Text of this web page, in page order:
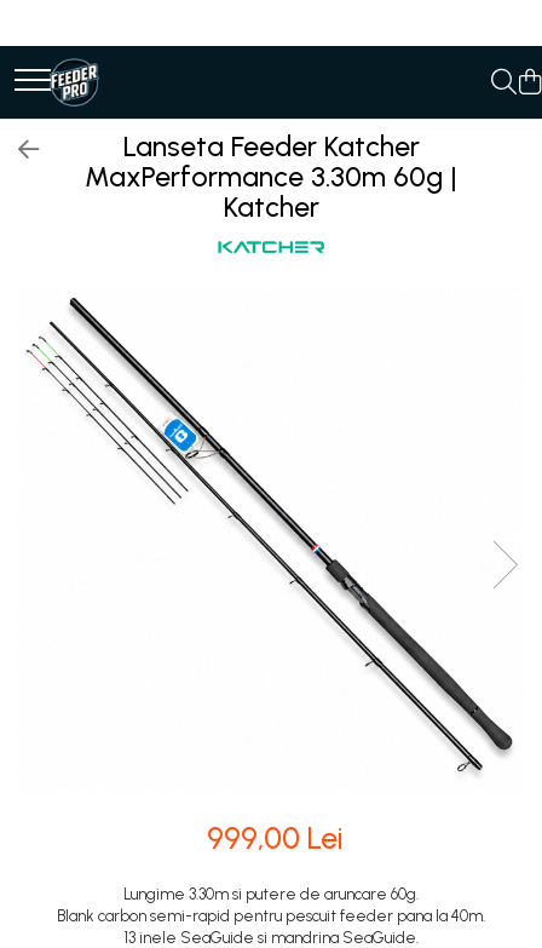
Lanseta Feeder Katcher
MaxPerformance 3.30m 60g |
Katcher
999,00 Lei
Lungime 3.30m si putere de aruncare 60g.
Blank carbon semi-rapid pentru pescuit feeder pana la 40m.
13 inele SeaGuide si mandrina SeaGuide.